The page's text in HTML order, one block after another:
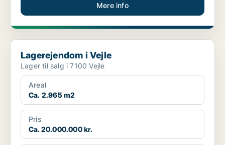
Mere info
Lagerejendom i Vejle
Lagerejendom i Vejle
Lager til salg i 7100 Vejle
Areal
Ca. 2.965 m2
Pris
Ca. 20.000.000 kr.